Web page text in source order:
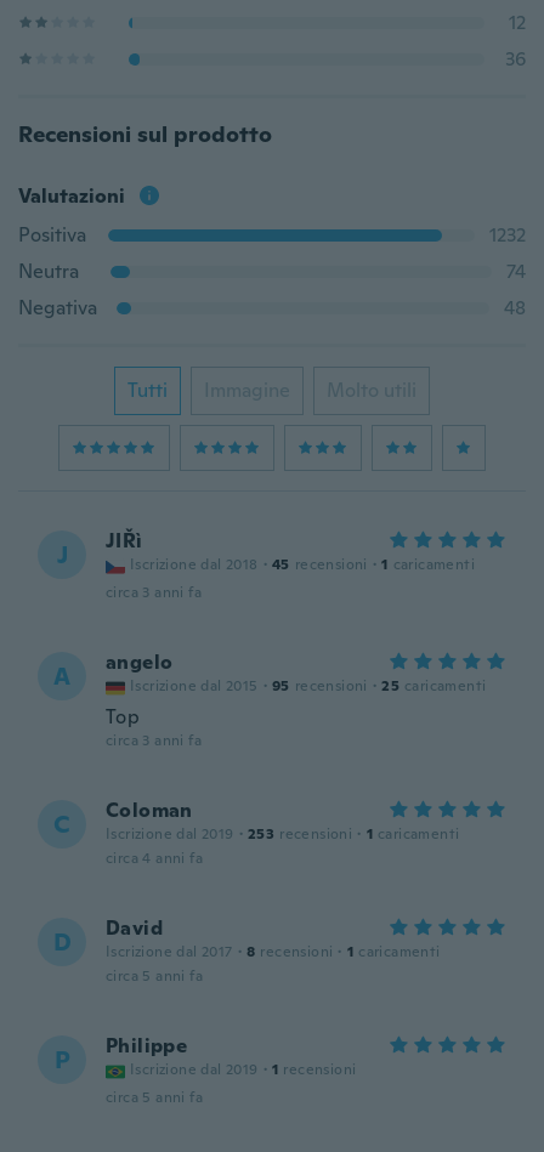
12
36
Recensioni sul prodotto
Valutazioni
Positiva
1232
Neutra
74
Negativa
48
Tutti Immagine Molto utili
J JIŘì
Iscrizione dal 2018 · 45 recensioni · 1 caricamenti
circa 3 anni fa
A angelo
Iscrizione dal 2015 · 95 recensioni · 25 caricamenti
Top
circa 3 anni fa
C Coloman
Iscrizione dal 2019 · 253 recensioni · 1 caricamenti
circa 4 anni fa
D David
Iscrizione dal 2017 · 8 recensioni · 1 caricamenti
circa 5 anni fa
P Philippe
Iscrizione dal 2019 · 1 recensioni
circa 5 anni fa